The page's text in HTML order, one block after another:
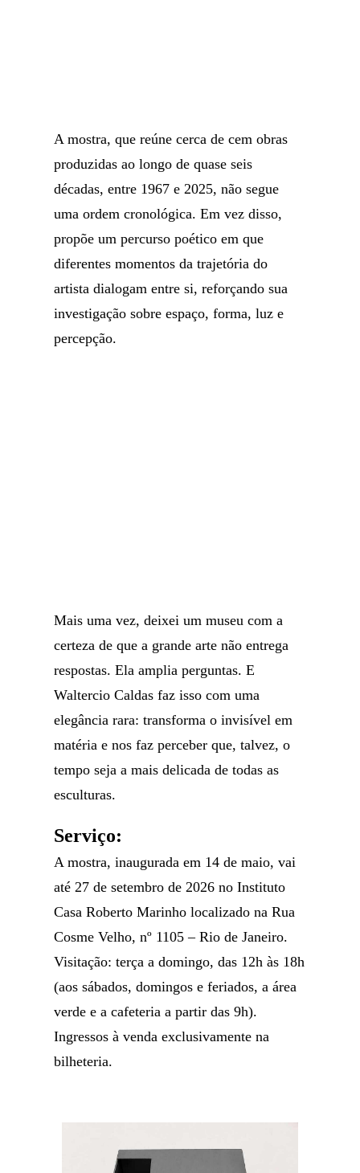
A mostra, que reúne cerca de cem obras
produzidas ao longo de quase seis
décadas, entre 1967 e 2025, não segue
uma ordem cronológica. Em vez disso,
propõe um percurso poético em que
diferentes momentos da trajetória do
artista dialogam entre si, reforçando sua
investigação sobre espaço, forma, luz e
percepção.
Mais uma vez, deixei um museu com a
certeza de que a grande arte não entrega
respostas. Ela amplia perguntas. E
Waltercio Caldas faz isso com uma
elegância rara: transforma o invisível em
matéria e nos faz perceber que, talvez, o
tempo seja a mais delicada de todas as
esculturas.
Serviço:
A mostra, inaugurada em 14 de maio, vai
até 27 de setembro de 2026 no Instituto
Casa Roberto Marinho localizado na Rua
Cosme Velho, nº 1105 – Rio de Janeiro.
Visitação: terça a domingo, das 12h às 18h
(aos sábados, domingos e feriados, a área
verde e a cafeteria a partir das 9h).
Ingressos à venda exclusivamente na
bilheteria.